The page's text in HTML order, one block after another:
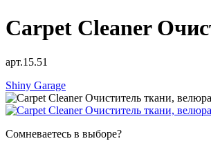
Carpet Cleaner
арт.15.51
Shiny Garage
Сомневаетесь в выборе?